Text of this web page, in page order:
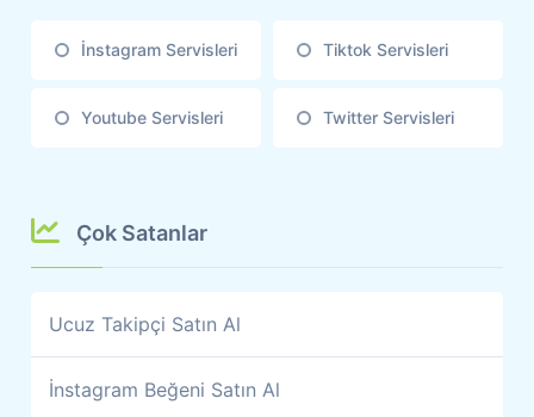
İnstagram Servisleri Tiktok Servisleri
Youtube Servisleri Twitter Servisleri
Çok Satanlar
Ucuz Takipçi Satın Al
İnstagram Beğeni Satın Al